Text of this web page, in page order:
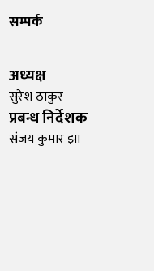
सम्पर्क
अध्यक्ष
सुरेश ठाकुर
प्रबन्ध निर्देशक
संजय कुमार झा